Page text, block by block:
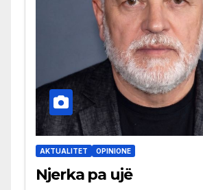
AKTUALITET OPINIONE
Njerka pa ujë